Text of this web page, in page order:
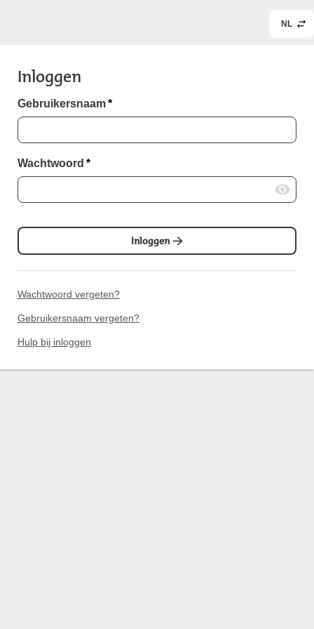
NL
Inloggen
Gebruikersnaam*
Wachtwoord *
Inloggen
Wachtwoord vergeten?
Gebruikersnaam vergeten?
Hulp bij inloggen